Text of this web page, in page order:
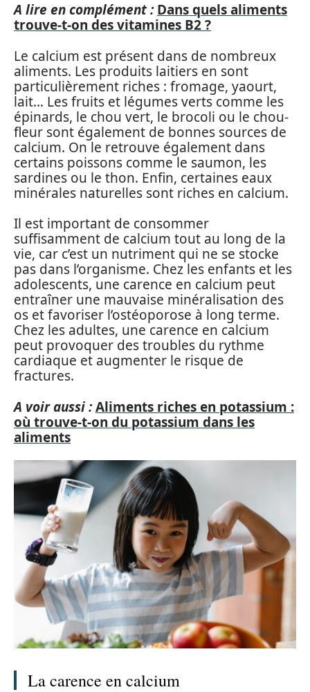
A lire en complément : Dans quels aliments
trouve-t-on des vitamines B2 ?
Le calcium est présent dans de nombreux
aliments. Les produits laitiers en sont
particulièrement riches : fromage, yaourt,
lait… Les fruits et légumes verts comme les
épinards, le chou vert, le brocoli ou le chou-
fleur sont également de bonnes sources de
calcium. On le retrouve également dans
certains poissons comme le saumon, les
sardines ou le thon. Enfin, certaines eaux
minérales naturelles sont riches en calcium.
Il est important de consommer
suffisamment de calcium tout au long de la
vie, car c’est un nutriment qui ne se stocke
pas dans l’organisme. Chez les enfants et les
adolescents, une carence en calcium peut
entraîner une mauvaise minéralisation des
os et favoriser l’ostéoporose à long terme.
Chez les adultes, une carence en calcium
peut provoquer des troubles du rythme
cardiaque et augmenter le risque de
fractures.
A voir aussi :Aliments riches en potassium :
où trouve-t-on du potassium dans les
aliments
La carence en calcium